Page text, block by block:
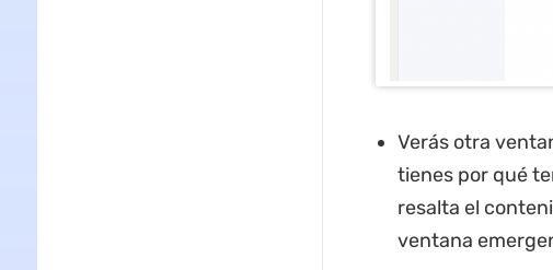
Verás otra
tienes por qué
resalta el
ventana